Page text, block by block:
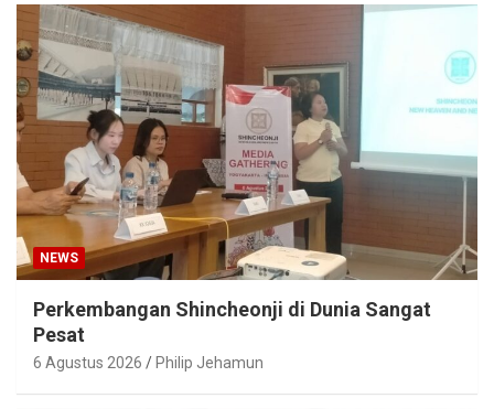
NEWS
Perkembangan Shincheonji di Dunia Sangat
Pesat
6 Agustus 2026 Philip Jehamun